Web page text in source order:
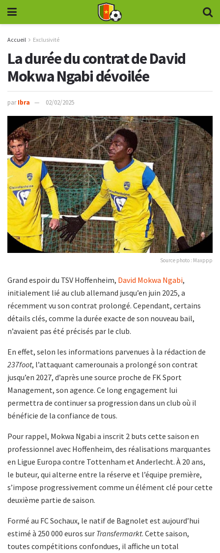
Accueil Exclusivité
La durée du contrat de David
Mokwa Ngabi dévoilée
par Ibra 02/02/2025
Source photo : Maxppp
Grand espoir du TSV Hoffenheim, David Mokwa Ngabi,
initialement lié au club allemand jusqu’en juin 2025, a
récemment vu son contrat prolongé. Cependant, certains
détails clés, comme la durée exacte de son nouveau bail,
n’avaient pas été précisés par le club.
En effet, selon les informations parvenues à la rédaction de
237foot, l’attaquant camerounais a prolongé son contrat
jusqu’en 2027, d’après une source proche de FK Sport
Management, son agence. Ce long engagement lui
permettra de continuer sa progression dans un club où il
bénéficie de la confiance de tous.
Pour rappel, Mokwa Ngabi a inscrit 2 buts cette saison en
professionnel avec Hoffenheim, des réalisations marquantes
en Ligue Europa contre Tottenham et Anderlecht. À 20 ans,
le buteur, qui alterne entre la réserve et l’équipe première,
s’impose progressivement comme un élément clé pour cette
deuxième partie de saison.
Formé au FC Sochaux, le natif de Bagnolet est aujourd’hui
estimé à 250 000 euros sur Transfermarkt. Cette saison,
toutes compétitions confondues, il affiche un total